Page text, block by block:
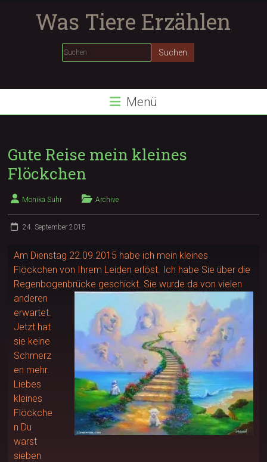
Was Tiere Erzählen
Menü
Gute Reise mein kleines
Flöckchen
Monika Suhr Archive
24. September 2015
Am Dienstag 22.09.2015 habe ich mein kleines
Flöckchen von Ihrem Leiden erlöst. Ich habe Sie über die
Regenbogenbrücke geschickt. Sie wurde da von vielen
anderen
erwartet.
Jetzt hat
sie keine
Schmerz
en mehr.
Liebes
kleines
Flöckche
n Du
warst
sieben